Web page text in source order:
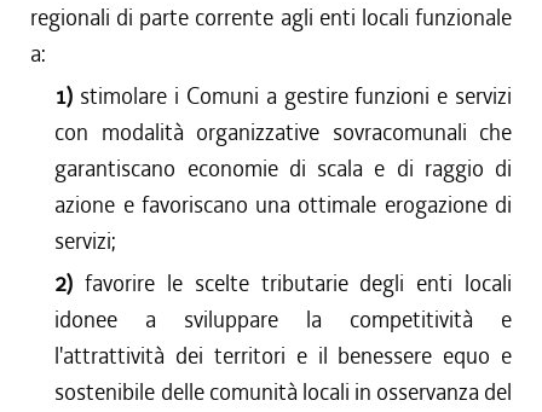
regionali di parte corrente agli enti locali funzionale
a:
1) stimolare i Comuni a gestire funzioni e servizi
con modalità organizzative sovracomunali che
garantiscano economie di scala e di raggio di
azione e favoriscano una ottimale erogazione di
servizi;
2)favorire le scelte tributarie degli enti locali
idonee a sviluppare la competitività e
l'attrattività dei territori e il benessere equo e
sostenibile delle comunità locali in osservanza del